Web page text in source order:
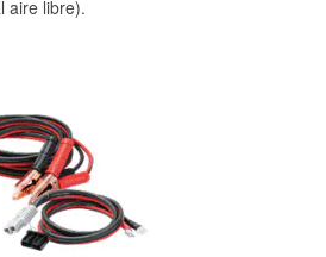
aire libre).